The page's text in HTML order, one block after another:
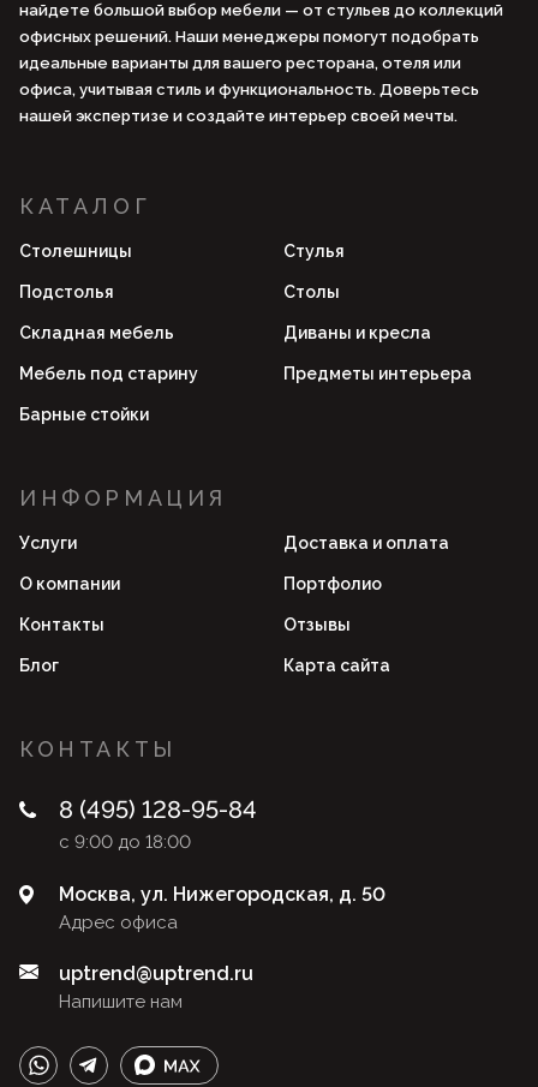
найдете большой выбор мебели — от стульев до коллекций
офисных решений. Наши менеджеры помогут подобрать
идеальные варианты для вашего ресторана, отеля или
офиса, учитывая стиль и функциональность. Доверьтесь
нашей экспертизе и создайте интерьер своей мечты.
КАТАЛОГ
Столешницы Стулья
Подстолья Столы
Складная мебель Диваны и кресла
Мебель под старину Предметы интерьера
Барные стойки
ИНФОРМАЦИЯ
Услуги Доставка и оплата
О компании Портфолио
Контакты Отзывы
Блог Карта сайта
КОНТАКТЫ
8 (495) 128-95-84
с 9:00 до 18:00
Адрес офиса
Москва, ул. Нижегородская, д. 50
Напишите нам
uptrend@uptrend.ru